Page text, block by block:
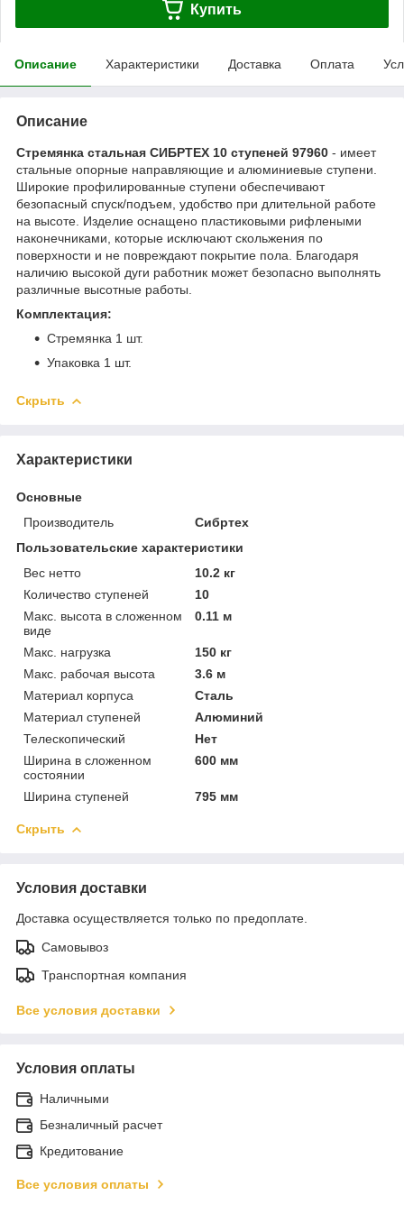
Купить
Описание Характеристики Доставка Оплата
Описание
Стремянка стальная СИБРТЕХ 10 ступеней 97960 - имеет
стальные опорные направляющие и алюминиевые ступени.
Широкие профилированные ступени обеспечивают
безопасный спуск/подъем, удобство при длительной работе
на высоте. Изделие оснащено пластиковыми рифлеными
наконечниками, которые исключают скольжения по
поверхности и не повреждают покрытие пола. Благодаря
наличию высокой дуги работник может безопасно выполнять
различные высотные работы.
Комплектация:
Стремянка 1 шт.
Упаковка 1 шт.
Скрыть
Характеристики
Основные
Производитель
Сибртех
Пользовательские характеристики
Вес нетто
10.2 кг
Количество ступеней
10
Макс. высота в сложенном
виде
0.11 м
Макс. нагрузка
150 кг
Макс. рабочая высота
3.6 м
Материал корпуса
Сталь
Материал ступеней
Алюминий
Телескопический
Нет
Ширина в сложенном
состоянии
600 мм
Ширина ступеней 795 мм
Скрыть
Условия доставки
Доставка осуществляется только по предоплате.
Самовывоз
Транспортная компания
Все условия доставки
Условия оплаты
Наличными
Безналичный расчет
Кредитование
Все условия оплаты